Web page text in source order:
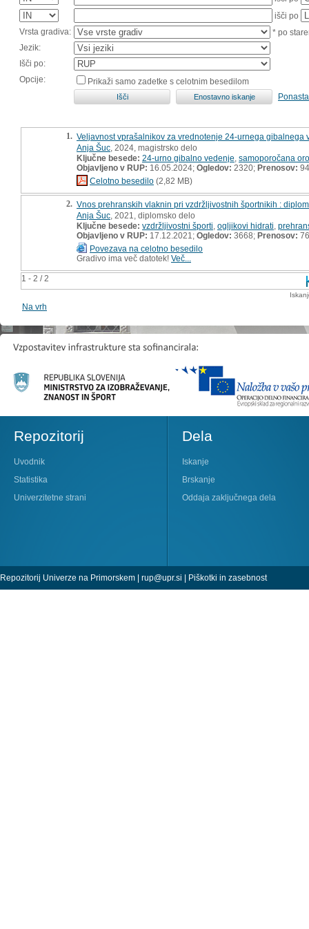
išči po
Vrsta gradiva:
* po
Jezik:
Išči po:
Opcije:
Prikaži samo zadetke s celotnim besedilom
1 - 2 / 2
1. Veljavnost vprašalnikov za vrednotenje 24-urnega gibalnega
Anja Šuc , 2024, magistrsko delo
Ključne besede: 24-urno gibalno vedenje samoporočana
Objavljeno v RUP: 16.05.2024; Ogledov: 2320; Prenosov: 94
Celotno besedilo (2,82 MB)
2. Vnos prehranskih vlaknin pri vzdržljivostnih športnikih :
Anja Šuc , 2021, diplomsko delo
Ključne besede: vzdržljivostni športi ogljikovi hidrati
Objavljeno v RUP: 17.12.2021; Ogledov: 3668; Prenosov: 76
Povezava na celotno besedilo
Gradivo ima več datotek! Več...
Na vrh
Repozitorij
Uvodnik
Statistika
Univerzitetne strani
Dela
Iskanje
Brskanje
Oddaja zaključnega dela
Repozitorij Univerze na Primorskem | rup@upr.si | Piškotki in zasebnost